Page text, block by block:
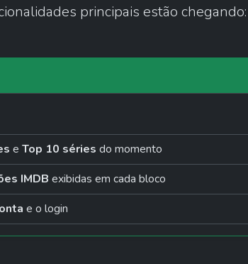
e Top 10 séries do momento
IMDB exibidas em cada bloco
e o login